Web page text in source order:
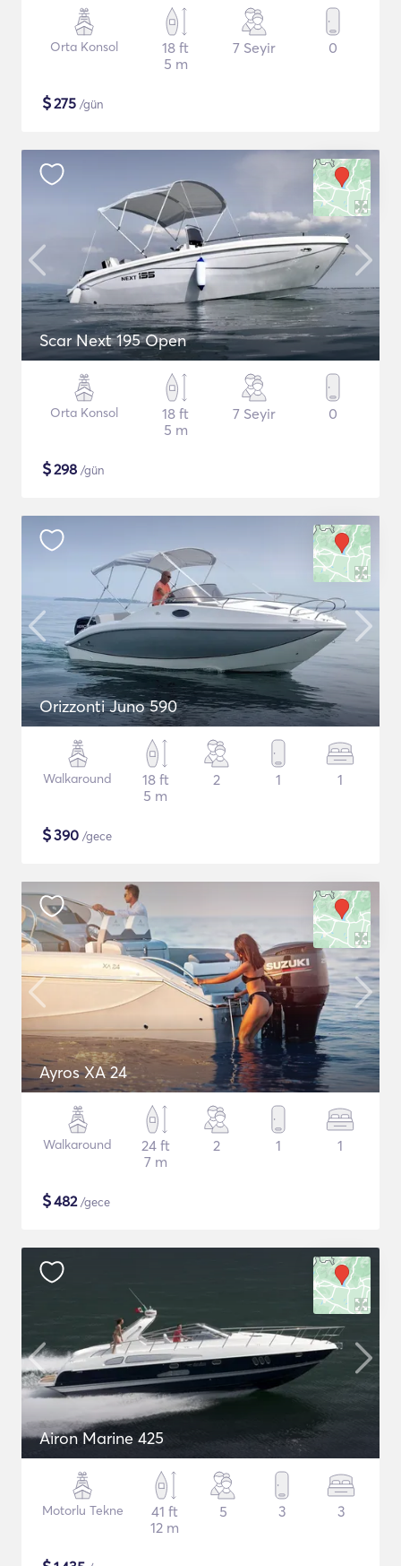
Orta Konsol
18 ft
5 m
7 Seyir 0
$275 /gün
Scar Next 195 Open
Orta Konsol
18 ft
5 m
7 Seyir 0
$298 /gün
Orizzonti Juno 590
Walkaround
18 ft
5 m
2 1 1
$390 /gece
Ayros XA 24
Walkaround
24 ft
7 m
2 1 1
$482/gece
Airon Marine 425
Motorlu Tekne
41 ft
12 m
5 3 3